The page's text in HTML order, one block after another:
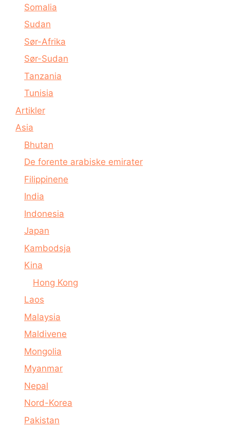
Somalia
Sudan
Sør-Afrika
Sør-Sudan
Tanzania
Tunisia
Artikler
Asia
Bhutan
De forente arabiske emirater
Filippinene
India
Indonesia
Japan
Kambodsja
Kina
Hong Kong
Laos
Malaysia
Maldivene
Mongolia
Myanmar
Nepal
Nord-Korea
Pakistan